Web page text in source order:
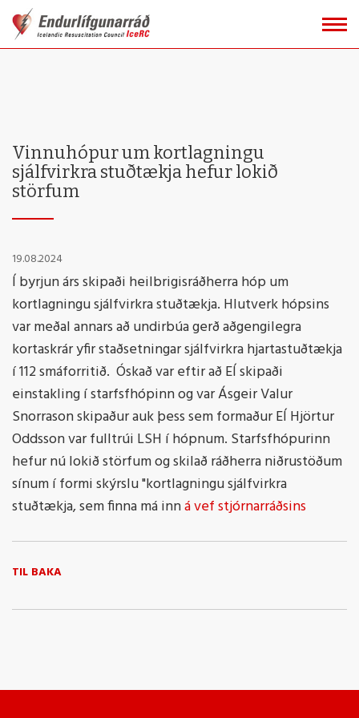
Fara
í
Vinnuhópur um kortlagningu
sjálfvirkra stuðtækja hefur lokið
störfum
19.08.2024
Í byrjun árs skipaði heilbrigisráðherra hóp um
kortlagningu sjálfvirkra stuðtækja. Hlutverk hópsins
var meðal annars að undirbúa gerð aðgengilegra
kortaskrár yfir staðsetningar sjálfvirkra hjartastuðtækja
í 112 smáforritið. Óskað var eftir að EÍ skipaði
einstakling í starfsfhópinn og var Ásgeir Valur
Snorrason skipaður auk þess sem formaður EÍ Hjörtur
Oddsson var fulltrúi LSH í hópnum. Starfsfhópurinn
hefur nú lokið störfum og skilað ráðherra niðrustöðum
sínum í formi skýrslu "kortlagningu sjálfvirkra
stuðtækja, sem finna má inná vef stjórnarráðsins
TIL BAKA